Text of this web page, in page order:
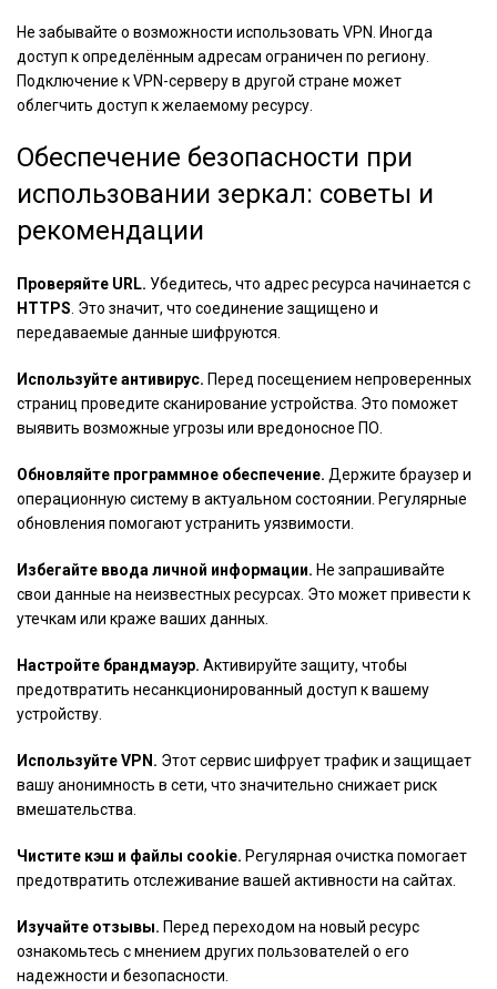
Не забывайте о возможности использовать VPN. Иногда
доступ к определённым адресам ограничен по региону.
Подключение к VPN-серверу в другой стране может
облегчить доступ к желаемому ресурсу.
Обеспечение безопасности при
использовании зеркал: советы и
рекомендации
Проверяйте URL. Убедитесь, что адрес ресурса начинается с
HTTPS . Это значит, что соединение защищено и
передаваемые данные шифруются.
Используйте антивирус. Перед посещением непроверенных
страниц проведите сканирование устройства. Это поможет
выявить возможные угрозы или вредоносное ПО.
Обновляйте программное обеспечение. Держите браузер и
операционную систему в актуальном состоянии. Регулярные
обновления помогают устранить уязвимости.
Избегайте ввода личной информации. Не запрашивайте
свои данные на неизвестных ресурсах. Это может привести к
утечкам или краже ваших данных.
Настройте брандмауэр. Активируйте защиту, чтобы
предотвратить несанкционированный доступ к вашему
устройству.
Используйте VPN. Этот сервис шифрует трафик и защищает
вашу анонимность в сети, что значительно снижает риск
вмешательства.
Чистите кэш и файлы cookie. Регулярная очистка помогает
предотвратить отслеживание вашей активности на сайтах.
Изучайте отзывы. Перед переходом на новый ресурс
ознакомьтесь с мнением других пользователей о его
надежности и безопасности.